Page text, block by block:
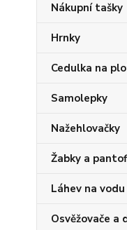
Nákupní tašky
Hrnky
Cedulka na
Samolepky
Nažehlovačky
Žabky a
Láhev na vodu
Osvěžovače a